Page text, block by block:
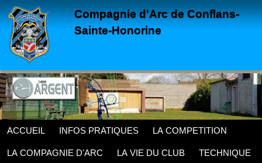
Compagnie d'Arc de Conflans-
Sainte-Honorine
ACCUEIL INFOS PRATIQUES LA COMPETITION
LA COMPAGNIE D'ARC LA VIE DU CLUB TECHNIQUE
Panneau de gestion des cookies